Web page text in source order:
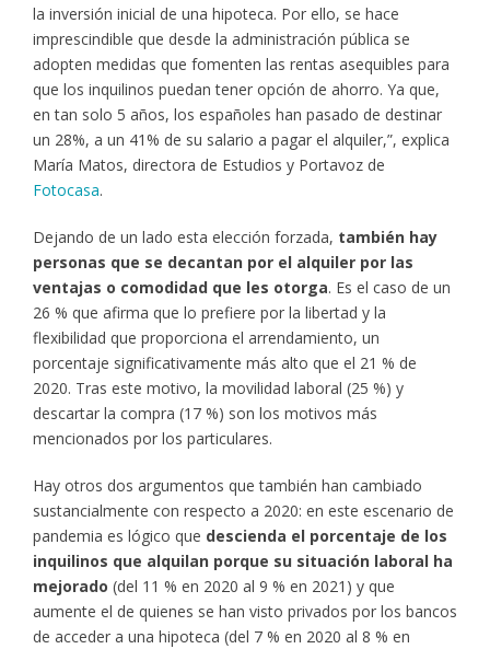
la inversión inicial de una hipoteca. Por ello, se hace
imprescindible que desde la administración pública se
adopten medidas que fomenten las rentas asequibles para
que los inquilinos puedan tener opción de ahorro. Ya que,
en tan solo 5 años, los españoles han pasado de destinar
un 28%, a un 41% de su salario a pagar el alquiler,”, explica
María Matos, directora de Estudios y Portavoz de
Fotocasa.
Dejando de un lado esta elección forzada, también hay
personas que se decantan por el alquiler por las
ventajas o comodidad que les otorga. Es el caso de un
26 % que afirma que lo prefiere por la libertad y la
flexibilidad que proporciona el arrendamiento, un
porcentaje significativamente más alto que el 21 % de
2020. Tras este motivo, la movilidad laboral (25 %) y
descartar la compra (17 %) son los motivos más
mencionados por los particulares.
Hay otros dos argumentos que también han cambiado
sustancialmente con respecto a 2020: en este escenario de
pandemia es lógico que descienda el porcentaje de los
inquilinos que alquilan porque su situación laboral ha
mejorado (del 11 % en 2020 al 9 % en 2021) y que
aumente el de quienes se han visto privados por los bancos
de acceder a una hipoteca (del 7 % en 2020 al 8 % en